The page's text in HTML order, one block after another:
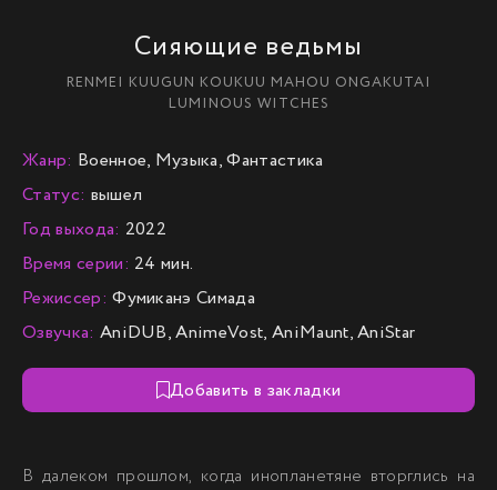
Сияющие ведьмы
RENMEI KUUGUN KOUKUU MAHOU ONGAKUTAI
LUMINOUS WITCHES
Жанр: Военное, Музыка, Фантастика
Статус: вышел
Год выхода: 2022
Время серии: 24 мин.
Режиссер: Фумиканэ Симада
Озвучка: AniDUB, AnimeVost, AniMaunt, AniStar
Добавить в закладки
В далеком прошлом, когда инопланетяне вторглись на